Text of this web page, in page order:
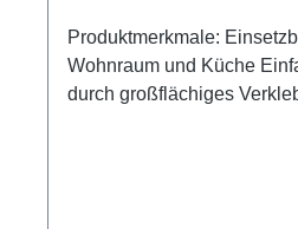
Produktmerkmale: Einsetzbar in Bad,
Wohnraum und Küche
durch großflächiges